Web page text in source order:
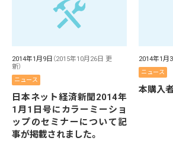
2014年1月9日 （2015年10月26日 更
新）
ニュース
日本ネット経済新聞2014年
1月1日号にカラーミーショ
ップのセミナーについて記
事が掲載されました。
2014年1月
ニュース
本購入